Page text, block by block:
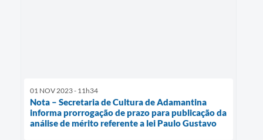
01 NOV 2023 - 11h34
Nota – Secretaria de Cultura de Adamantina
informa prorrogação de prazo para publicação da
análise de mérito referente a lei Paulo Gustavo